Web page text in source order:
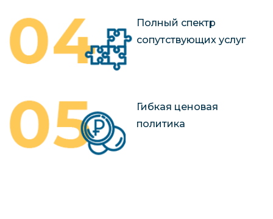
Полный спектр
сопутствующих услуг
Гибкая ценовая
политика